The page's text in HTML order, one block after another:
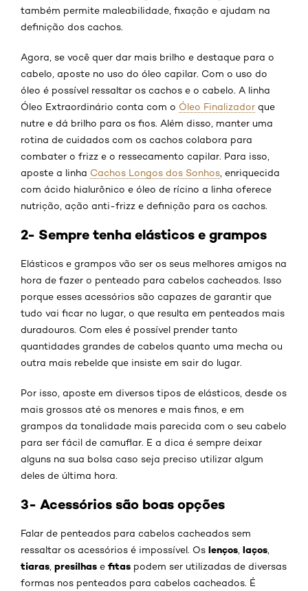
também permite maleabilidade, fixação e ajudam na
definição dos cachos.
Agora, se você quer dar mais brilho e destaque para o
cabelo, aposte no uso do óleo capilar. Com o uso do
óleo é possível ressaltar os cachos e o cabelo. A linha
Óleo Extraordinário conta com o Óleo Finalizador que
nutre e dá brilho para os fios. Além disso, manter uma
rotina de cuidados com os cachos colabora para
combater o frizz e o ressecamento capilar. Para isso,
aposte a linha Cachos Longos dos Sonhos , enriquecida
com ácido hialurônico e óleo de rícino a linha oferece
nutrição, ação anti-frizz e definição para os cachos.
2- Sempre tenha elásticos e grampos
Elásticos e grampos vão ser os seus melhores amigos na
hora de fazer o penteado para cabelos cacheados. Isso
porque esses acessórios são capazes de garantir que
tudo vai ficar no lugar, o que resulta em penteados mais
duradouros. Com eles é possível prender tanto
quantidades grandes de cabelos quanto uma mecha ou
outra mais rebelde que insiste em sair do lugar.
Por isso, aposte em diversos tipos de elásticos, desde os
mais grossos até os menores e mais finos, e em
grampos da tonalidade mais parecida com o seu cabelo
para ser fácil de camuflar. E a dica é sempre deixar
alguns na sua bolsa caso seja preciso utilizar algum
deles de última hora.
3- Acessórios são boas opções
Falar de penteados para cabelos cacheados sem
ressaltar os acessórios é impossível. Os lenços laços
tiaras presilhas e fitas podem ser utilizadas de diversas
formas nos penteados para cabelos cacheados. É